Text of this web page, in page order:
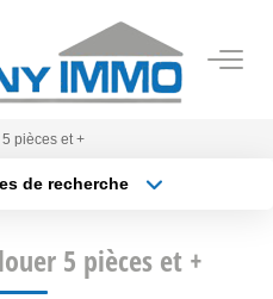
5 pièces et +
de recherche
Surface min
5 pièces et +